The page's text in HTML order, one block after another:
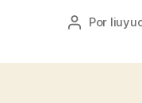
Autor
Por